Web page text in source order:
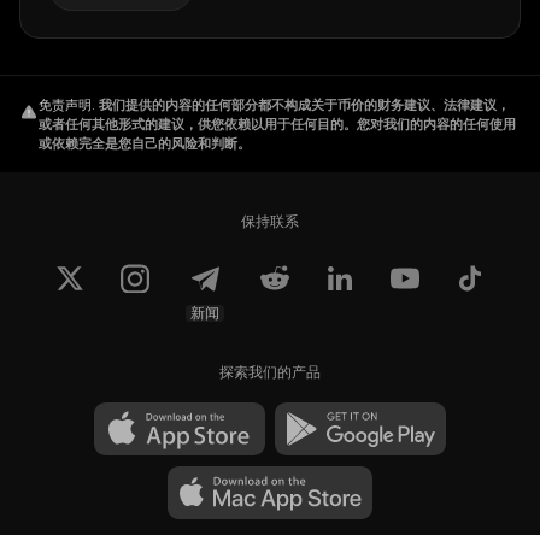
免责声明. 我们提供的内容的任何部分都不构成关于币价的财务建议、法律建议，
或者任何其他形式的建议，供您依赖以用于任何目的。您对我们的内容的任何使用
或依赖完全是您自己的风险和判断。
保持联系
新闻
探索我们的产品